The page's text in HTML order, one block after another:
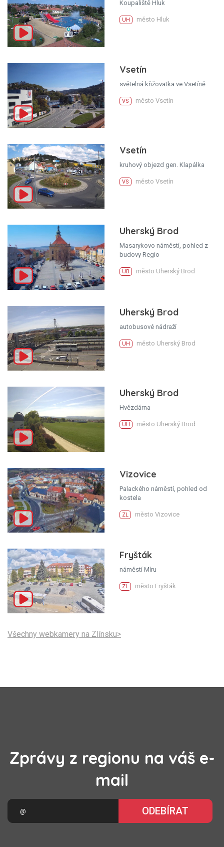
Koupaliště Hluk
UH město Hluk
Vsetín
světelná křižovatka ve Vsetíně
VS město Vsetín
Vsetín
kruhový objezd gen. Klapálka
VS město Vsetín
Uherský Brod
Masarykovo náměstí, pohled z
budovy Regio
UB město Uherský Brod
Uherský Brod
autobusové nádraží
UH město Uherský Brod
Uherský Brod
Hvězdárna
UH město Uherský Brod
Vizovice
Palackého náměstí, pohled od
kostela
ZL město Vizovice
Fryšták
náměstí Míru
ZL město Fryšták
Všechny webkamery na Zlínsku>
Zprávy z regionu na váš e-
mail
ODEBÍRAT